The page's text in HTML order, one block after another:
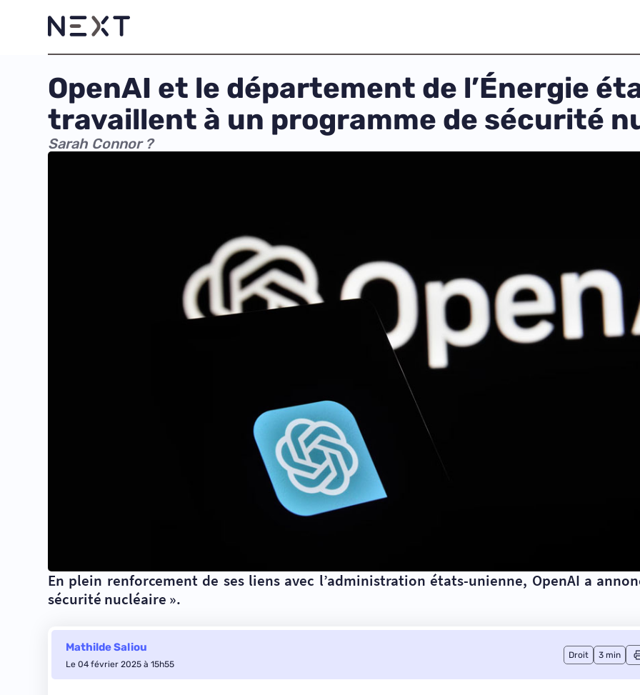
OpenAI et le département de l’Énergie
travaillent à un programme de sécurité
Sarah Connor ?
En plein renforcement de ses liens avec l’administration états-unienne, OpenAI a
sécurité nucléaire ».
Mathilde Saliou
Le 04 février 2025 à 15h55
Droit 3 min